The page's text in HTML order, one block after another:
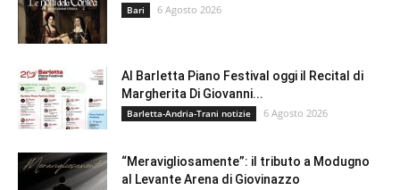
Bari 6 Agosto 2026
Al Barletta Piano Festival oggi il Recital di
Margherita Di Giovanni...
Barletta-Andria-Trani notizie 6 Agosto 2026
“Meravigliosamente”: il tributo a Modugno
al Levante Arena di Giovinazzo